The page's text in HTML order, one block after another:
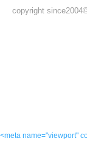
copyright
<meta name="viewport"